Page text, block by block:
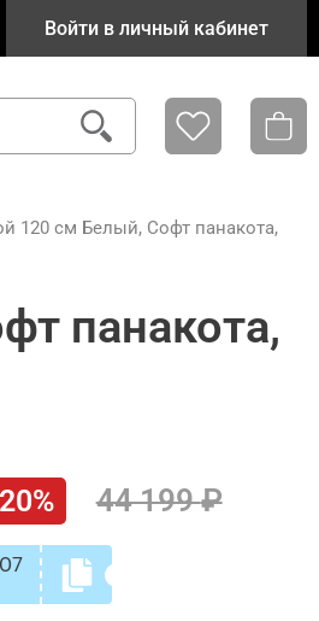
Войти в личный кабинет
120 см Белый, Софт панакота,
панакота,
44 199